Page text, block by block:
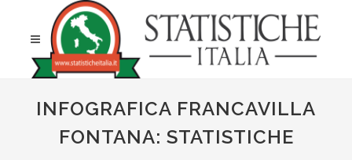
INFOGRAFICA FRANCAVILLA
FONTANA: STATISTICHE